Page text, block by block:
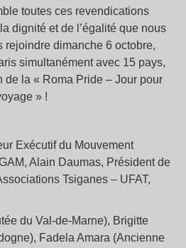
toutes ces revendications
dignité et de l’égalité que nous
rejoindre dimanche 6 octobre,
simultanément avec 15 pays,
de la « Roma Pride – Jour pour
» !
Exécutif du Mouvement
Alain Daumas, Président de
Tsiganes – UFAT,
du Val-de-Marne), Brigitte
Fadela Amara (Ancienne